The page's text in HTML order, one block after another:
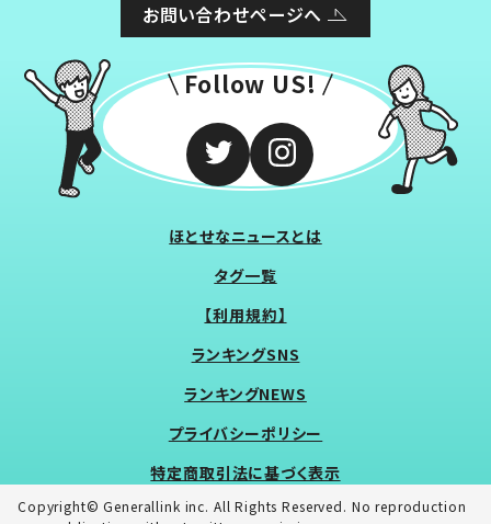
お問い合わせページへ
Follow US!
ほとせなニュースとは
タグ一覧
【利用規約】
ランキングSNS
ランキングNEWS
プライバシーポリシー
特定商取引法に基づく表示
Copyright© Generallink inc. All Rights Reserved. No reproduction